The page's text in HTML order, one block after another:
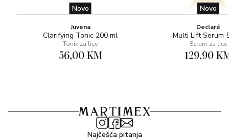
Novo
Juvena
Clarifying Tonic 200 ml
Tonik za lice
56,00 KM
Novo
Declaré
Multi Lift Serum
Serum za lice
129,90
Najčešća pitanja